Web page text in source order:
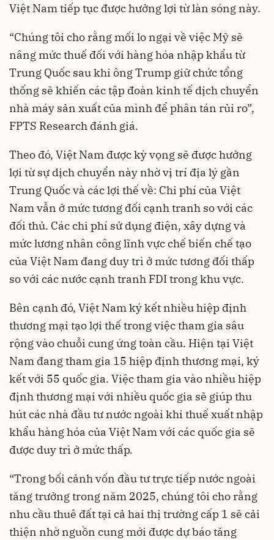
Việt Nam tiếp tục được hưởng lợi từ làn sóng này.
“Chúng tôi cho rằng mối lo ngại về việc Mỹ sẽ
nâng mức thuế đối với hàng hóa nhập khẩu từ
Trung Quốc sau khi ông Trump giữ chức tổng
thống sẽ khiến các tập đoàn kinh tế dịch chuyển
nhà máy sản xuất của mình để phân tán rủi ro”,
FPTS Research đánh giá.
Theo đó, Việt Nam được kỳ vọng sẽ được hưởng
lợi từ sự dịch chuyển này nhờ vị trí địa lý gần
Trung Quốc và các lợi thế về: Chi phí của Việt
Nam vẫn ở mức tương đối cạnh tranh so với các
đối thủ. Các chi phí sử dụng điện, xây dựng và
mức lương nhân công lĩnh vực chế biến chế tạo
của Việt Nam đang duy trì ở mức tương đối thấp
so với các nước cạnh tranh FDI trong khu vực.
Bên cạnh đó, Việt Nam ký kết nhiều hiệp định
thương mại tạo lợi thế trong việc tham gia sâu
rộng vào chuỗi cung ứng toàn cầu. Hiện tại Việt
Nam đang tham gia 15 hiệp định thương mại, ký
kết với 55 quốc gia. Việc tham gia vào nhiều hiệp
định thương mại với nhiều quốc gia sẽ giúp thu
hút các nhà đầu tư nước ngoài khi thuế xuất nhập
khẩu hàng hóa của Việt Nam với các quốc gia sẽ
được duy trì ở mức thấp.
“Trong bối cảnh vốn đầu tư trực tiếp nước ngoài
tăng trưởng trong năm 2025, chúng tôi cho rằng
nhu cầu thuê đất tại cả hai thị trường cấp 1 sẽ cải
thiện nhờ nguồn cung mới được dự báo tăng